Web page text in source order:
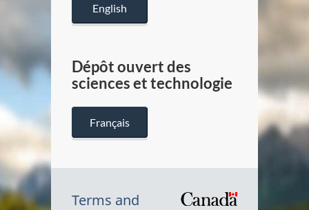
English
Dépôt ouvert des
sciences et technologie
Français
Terms and